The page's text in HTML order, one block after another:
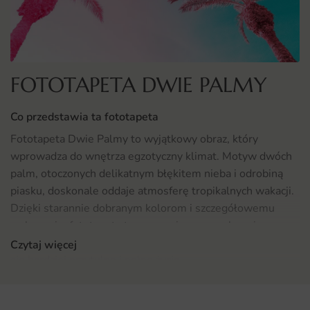
FOTOTAPETA DWIE PALMY
Co przedstawia ta fototapeta
Fototapeta Dwie Palmy to wyjątkowy obraz, który
wprowadza do wnętrza egzotyczny klimat. Motyw dwóch
palm, otoczonych delikatnym błękitem nieba i odrobiną
piasku, doskonale oddaje atmosferę tropikalnych wakacji.
Dzięki starannie dobranym kolorom i szczegółowemu
zakątki przyrody, sprawiając, że każde pomieszczenie staje
Czytaj więcej